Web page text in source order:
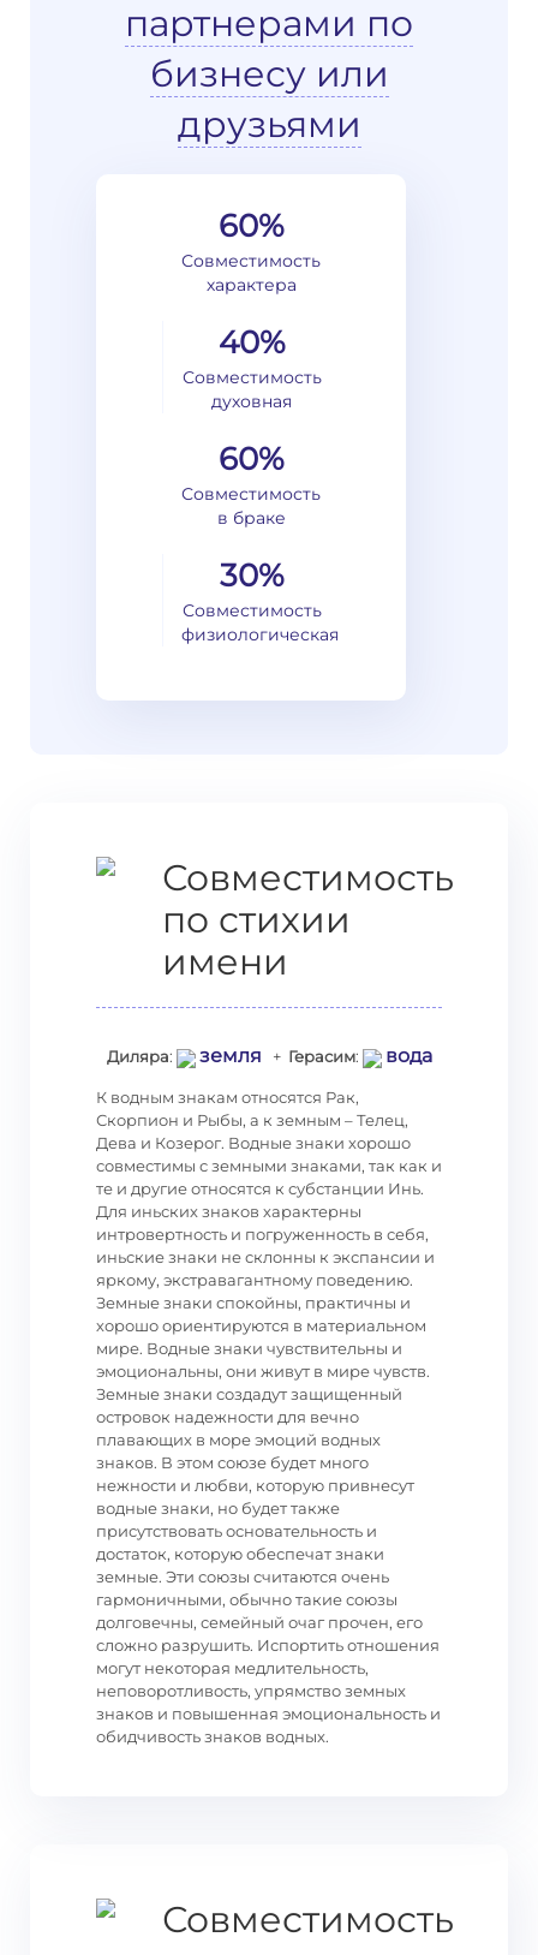
партнерами по
бизнесу или
друзьями
60%
Совместимость
характера
40%
Совместимость
духовная
60%
Совместимость
в браке
30%
Совместимость
физиологическая
Совместимость
по стихии
имени
Диляра: земля + Герасим: вода
К водным знакам относятся Рак,
Скорпион и Рыбы, а к земным – Телец,
Дева и Козерог. Водные знаки хорошо
совместимы с земными знаками, так как и
те и другие относятся к субстанции Инь.
Для иньских знаков характерны
интровертность и погруженность в себя,
иньские знаки не склонны к экспансии и
яркому, экстравагантному поведению.
Земные знаки спокойны, практичны и
хорошо ориентируются в материальном
мире. Водные знаки чувствительны и
эмоциональны, они живут в мире чувств.
Земные знаки создадут защищенный
островок надежности для вечно
плавающих в море эмоций водных
знаков. В этом союзе будет много
нежности и любви, которую привнесут
водные знаки, но будет также
присутствовать основательность и
достаток, которую обеспечат знаки
земные. Эти союзы считаются очень
гармоничными, обычно такие союзы
долговечны, семейный очаг прочен, его
сложно разрушить. Испортить отношения
могут некоторая медлительность,
неповоротливость, упрямство земных
знаков и повышенная эмоциональность и
обидчивость знаков водных.
Совместимость